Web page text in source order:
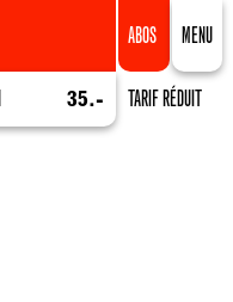
35.- TARIF RÉDUIT
ABOS MENU